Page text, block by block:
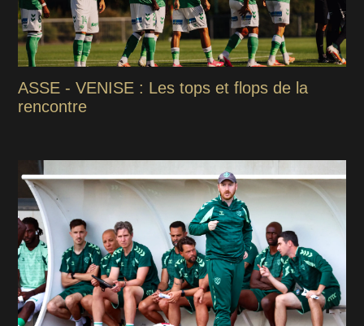
ASSE - VENISE : Les tops et flops de la
rencontre